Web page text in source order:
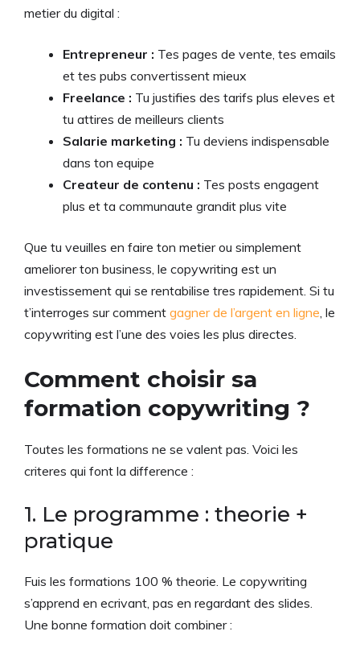
metier du digital :
Entrepreneur : Tes pages de vente, tes emails
et tes pubs convertissent mieux
Freelance : Tu justifies des tarifs plus eleves et
tu attires de meilleurs clients
Salarie marketing : Tu deviens indispensable
dans ton equipe
Createur de contenu : Tes posts engagent
plus et ta communaute grandit plus vite
Que tu veuilles en faire ton metier ou simplement
ameliorer ton business, le copywriting est un
investissement qui se rentabilise tres rapidement. Si tu
t’interroges sur comment gagner de l’argent en ligne , le
copywriting est l’une des voies les plus directes.
Comment choisir sa
formation copywriting ?
Toutes les formations ne se valent pas. Voici les
criteres qui font la difference :
1. Le programme : theorie +
pratique
Fuis les formations 100 % theorie. Le copywriting
s’apprend en ecrivant, pas en regardant des slides.
Une bonne formation doit combiner :